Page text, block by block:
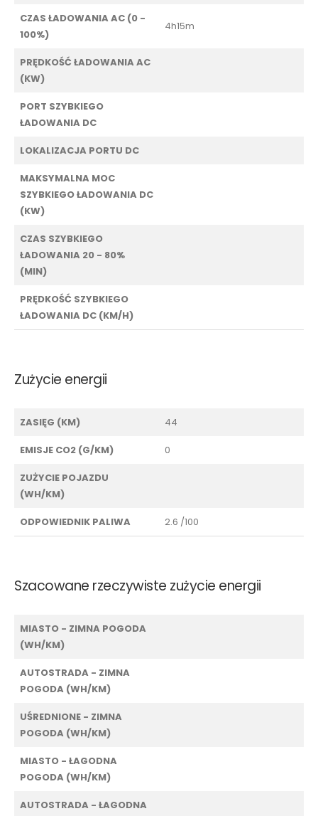
CZAS ŁADOWANIA AC (0 -
100%)
4h15m
PRĘDKOŚĆ ŁADOWANIA AC
(KW)
PORT SZYBKIEGO
ŁADOWANIA DC
LOKALIZACJA PORTU DC
MAKSYMALNA MOC
SZYBKIEGO ŁADOWANIA DC
(KW)
CZAS SZYBKIEGO
ŁADOWANIA 20 - 80%
(MIN)
PRĘDKOŚĆ SZYBKIEGO
ŁADOWANIA DC (KM/H)
Zużycie energii
ZASIĘG (KM) 44
EMISJE CO2 (G/KM) 0
ZUŻYCIE POJAZDU
(WH/KM)
ODPOWIEDNIK PALIWA 2.6 /100
Szacowane rzeczywiste zużycie energii
MIASTO - ZIMNA POGODA
(WH/KM)
AUTOSTRADA - ZIMNA
POGODA (WH/KM)
UŚREDNIONE - ZIMNA
POGODA (WH/KM)
MIASTO - ŁAGODNA
POGODA (WH/KM)
AUTOSTRADA - ŁAGODNA